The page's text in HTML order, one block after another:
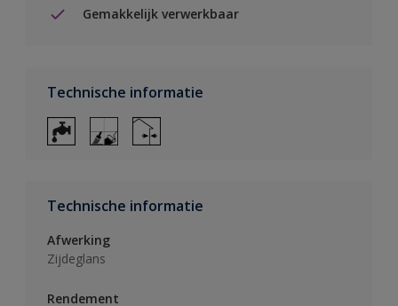
Gemakkelijk verwerkbaar
Technische informatie
Technische informatie
Afwerking
Zijdeglans
Rendement